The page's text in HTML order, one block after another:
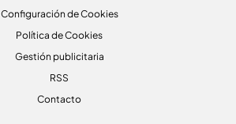
Configuración de Cookies
Política de Cookies
Gestión publicitaria
RSS
Contacto